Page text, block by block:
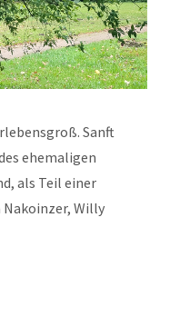
Sanft
ehemaligen
als Teil einer
Nakoinzer, Willy